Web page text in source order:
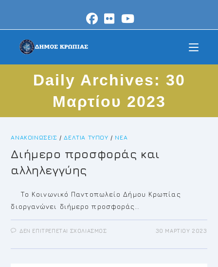
content
Daily Archives: 30
Μαρτίου 2023
ΑΝΑΚΟΙΝΏΣΕΙΣ /ΔΕΛΤΊΑ ΤΎΠΟΥ / ΝΈΑ
Διήμερο προσφοράς και
αλληλεγγύης
Το Κοινωνικό Παντοπωλείο Δήμου Κρωπίας
διοργανώνει διήμερο προσφοράς…
ΔΕΝ ΕΠΙΤΡΈΠΕΤΑΙ ΣΧΟΛΙΑΣΜΌΣΣΤΟ
ΚΑΙ
30 ΜΑΡΤΊΟΥ 2023